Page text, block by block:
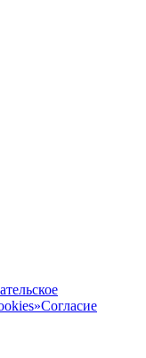
Согласие